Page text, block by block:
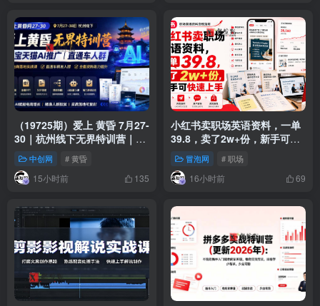
（19725期）爱上 黄昏 7月27-
30｜杭州线下无界特训营｜淘
宝天猫AI推广｜直通车人群｜
全套PPT SOP思维导图资料包
中创网 # 黄昏
15小时前 135
小红书卖职场英语资料，一单
39.8，卖了2w+份，新手可快
速上手冒泡网 # 职场
16小时前 69